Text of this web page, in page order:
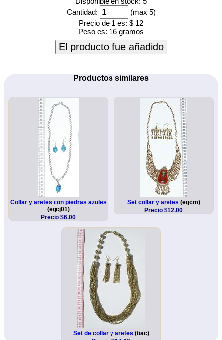
Cantidad:
(max 5)
Precio de 1 es: $ 12
Peso es: 16 gramos
El producto fue añadido
Productos similares
Collar y aretes con piedras azules
(egcj01)
Precio $6.00
Set collar y aretes (egcm)
Precio $12.00
Set de collar y aretes (tiac)